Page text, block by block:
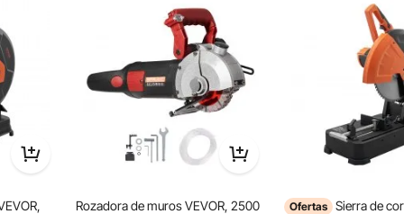
del material durante el uso, lo que hace que el
ingletadora mejora considerablemente la precisión de
ahorrándole tiempo y esfuerzo.
está diseñada exclusivamente para madera. Cortar metal con
Rozadora de muros VEVOR, 2500
Ofertas Sierra de